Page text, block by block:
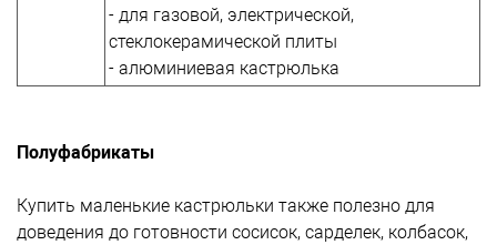
- для газовой, электрической,
стеклокерамической плиты
- алюминиевая кастрюлька
Полуфабрикаты
Купить маленькие кастрюльки также полезно для
доведения до готовности сосисок, сарделек, колбасок,